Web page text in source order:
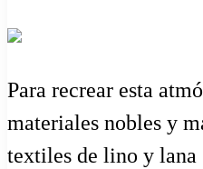
Para recrear esta
materiales nobles y
textiles de lino y lana